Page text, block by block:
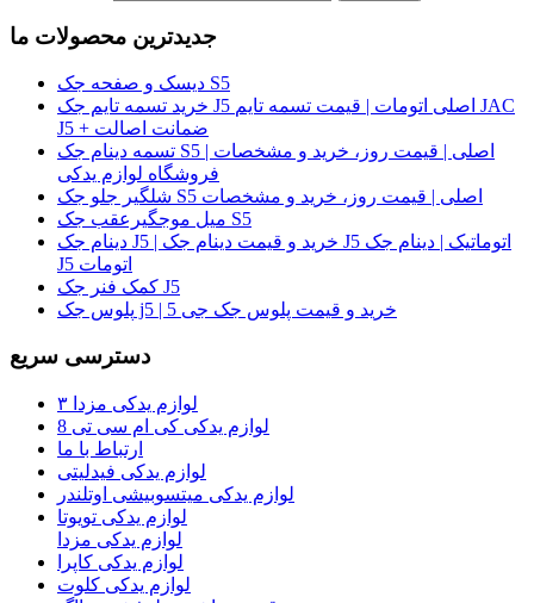
جدیدترین محصولات ما
دیسک و صفحه جک S5
خرید تسمه تایم جک J5 اصلی اتومات | قیمت تسمه تایم JAC
J5 + ضمانت اصالت
تسمه دینام جک S5 اصلی | قیمت روز، خرید و مشخصات |
فروشگاه لوازم یدکی
شلگیر جلو جک S5 اصلی | قیمت روز، خرید و مشخصات
میل موجگیرعقب جک S5
دینام جک J5 | خرید و قیمت دینام جک J5 اتوماتیک | دینام جک
J5 اتومات
کمک فنر جک J5
پلوس جک j5 | خرید و قیمت پلوس جک جی 5
دسترسی سریع
لوازم یدکی مزدا ۳
لوازم یدکی کی ام سی تی 8
ارتباط با ما
لوازم یدکی فیدلیتی
لوازم یدکی میتسوبیشی اوتلندر
لوازم یدکی تویوتا
لوازم یدکی مزدا
لوازم یدکی کاپرا
لوازم یدکی کلوت